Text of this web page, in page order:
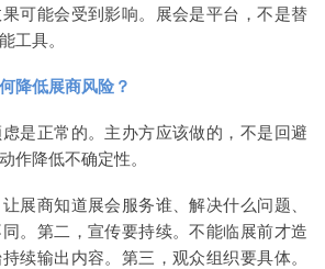
可能会受到影响。展会是平台，不是替
工具。
降低展商风险？
是正常的。主办方应该做的，不是回避
作降低不确定性。
展商知道展会服务谁、解决什么问题、
。第二，宣传要持续。不能临展前才造
续输出内容。第三，观众组织要具体。